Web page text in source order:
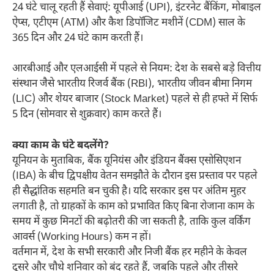
24 घंटे चालू रहती हैं सेवाएं: यूपीआई (UPI), इंटरनेट बैंकिंग, मोबाइल
ऐप्स, एटीएम (ATM) और कैश डिपॉजिट मशीनें (CDM) साल के
365 दिन और 24 घंटे काम करती हैं।
आरबीआई और एलआईसी में पहले से नियम: देश के सबसे बड़े वित्तीय
संस्थान जैसे भारतीय रिजर्व बैंक (RBI), भारतीय जीवन बीमा निगम
(LIC) और शेयर बाजार (Stock Market) पहले से ही हफ्ते में सिर्फ
5 दिन (सोमवार से शुक्रवार) काम करते हैं।
क्या काम के घंटे बदलेंगे?
यूनियन के मुताबिक, बैंक यूनियंस और इंडियन बैंक्स एसोसिएशन
(IBA) के बीच द्विपक्षीय वेतन समझौते के दौरान इस प्रस्ताव पर पहले
ही सैद्धांतिक सहमति बन चुकी है। यदि सरकार इस पर अंतिम मुहर
लगाती है, तो ग्राहकों के काम को प्रभावित किए बिना रोजाना काम के
समय में कुछ मिनटों की बढ़ोतरी की जा सकती है, ताकि कुल वर्किंग
आवर्स (Working Hours) कम न हों।
वर्तमान में, देश के सभी सरकारी और निजी बैंक हर महीने के केवल
दूसरे और चौथे शनिवार को बंद रहते हैं, जबकि पहले और तीसरे